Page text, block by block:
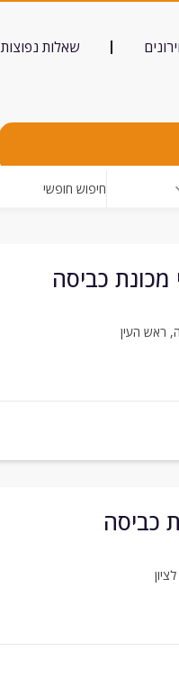
שאלות נפוצות
חיפוש חופשי
כביסה
, ראש העין
כביסה